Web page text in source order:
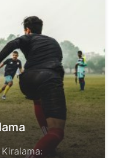
Kiralama: